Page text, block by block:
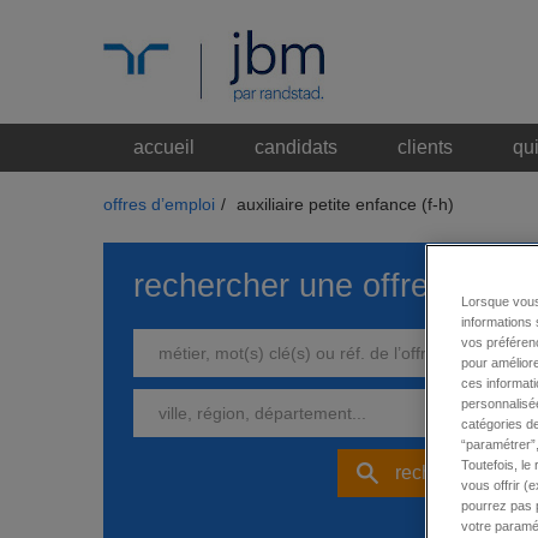
accueil candidats clients
offres d’emploi / auxiliaire petite enfance (f-h)
rechercher une offre
rechercher
Lorsque
informations
vos
pour
ces
catégories
Toutefois, le
vous offrir
pourrez pas
votre